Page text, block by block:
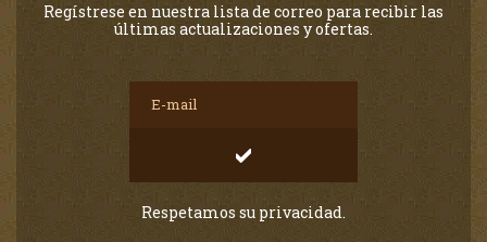
Regístrese en nuestra lista de correo para recibir las
últimas actualizaciones y ofertas.
Respetamos su privacidad.